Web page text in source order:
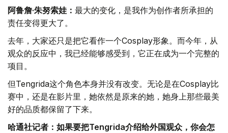
阿鲁詹·朱努索娃： 最大的变化，是我作为创作者所承担的
责任变得更大了。
去年，大家还只是把它看作一个Cosplay形象。而今年，从
观众的反应中，我已经能够感受到，它正在成为一个完整的
项目。
但Tengrida这个角色本身并没有改变。无论是在Cosplay比
赛中，还是在影片里，她依然是原来的她，她身上那些最美
好的品质都保留了下来。
哈通社记者：如果要把Tengrida介绍给外国观众，你会怎